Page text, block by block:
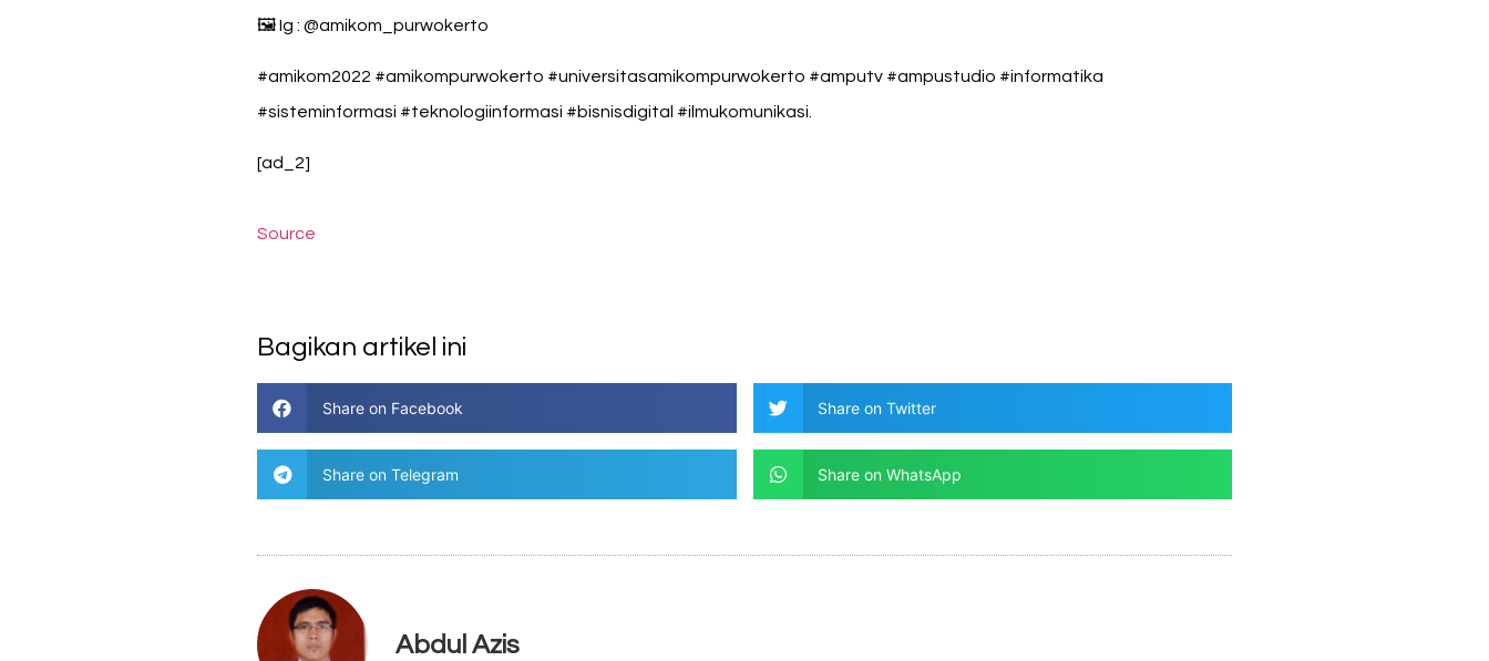
🖼 Ig : @amikom_purwokerto
#amikom2022 #amikompurwokerto #universitasamikompurwokerto #amputv #ampustudio #informatika
#sisteminformasi #teknologiinformasi #bisnisdigital #ilmukomunikasi.
[ad_2]
Source
Bagikan artikel ini
Share on Facebook Share on Twitter
Share on Telegram Share on WhatsApp
Abdul Azis